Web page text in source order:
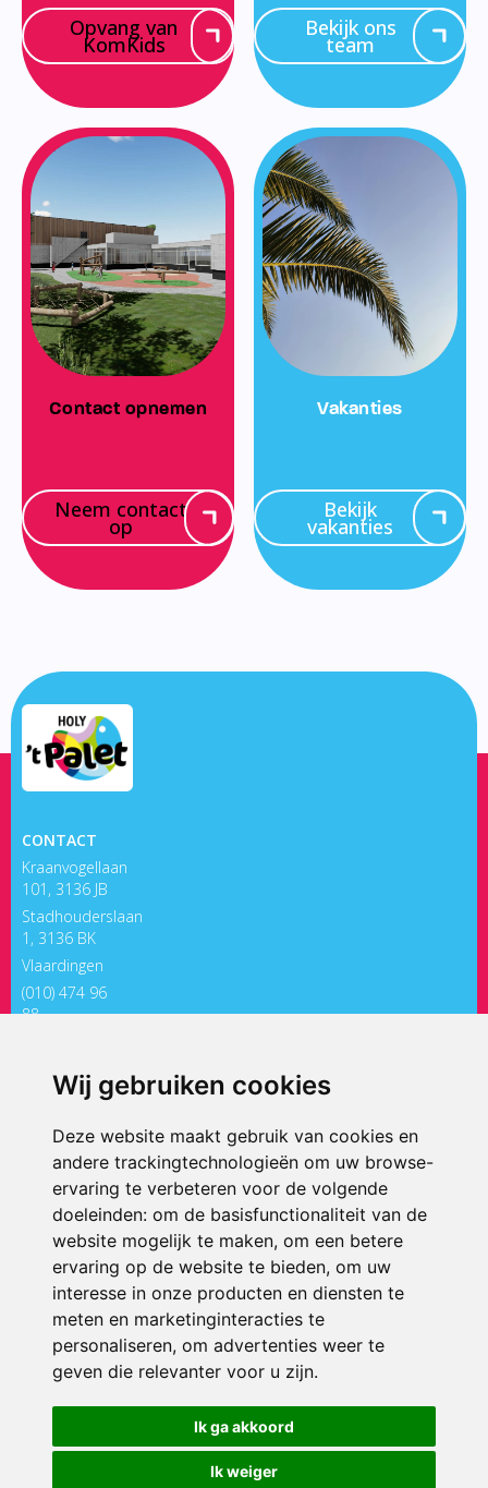
Wij gebruiken cookies
Deze website maakt gebruik van cookies en
andere trackingtechnologieën om uw browse-
ervaring te verbeteren voor de volgende
doeleinden: om de basisfunctionaliteit van de
website mogelijk te maken, om een betere
ervaring op de website te bieden, om uw
interesse in onze producten en diensten te
meten en marketinginteracties te
personaliseren, om advertenties weer te
geven die relevanter voor u zijn.
Ik ga akkoord
Ik weiger
Opvang van
KomKids
Bekijk ons
team
Contact opnemen
Neem contact
op
Vakanties
Bekijk
vakanties
CONTACT
Kraanvogellaan
101, 3136 JB
Stadhouderslaan
1, 3136 BK
Vlaardingen
(010) 474 96
88
ONDERDEEL VAN
© 2026 ’t Palet Holy | Alle rechten voorbehouden
Privacy policy|Disclaimer| Klachtenregeling|RSIN en Anbi
voorkeuren
Crealisatie The MindOffice